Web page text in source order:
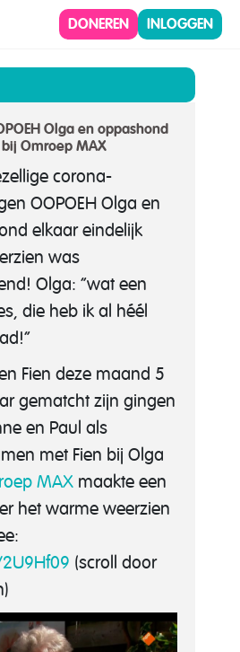
DONEREN INLOGGEN
Olga en oppashond
bij Omroep MAX
corona-
OOPOEH Olga en
elkaar eindelijk
was
Olga: “wat een
die heb ik al héél
Fien deze maand 5
gematcht zijn gingen
en Paul als
met Fien bij Olga
MAX maakte een
het warme weerzien
(scroll door